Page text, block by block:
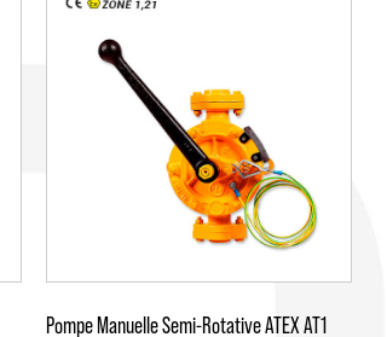
Pompe Manuelle Semi-Rotative ATEX AT1